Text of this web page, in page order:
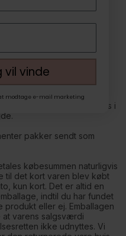
sender retur
hvis varen tilbageleveres i
pakker sendt som
købesummen naturligvis
til det kort varen blev købt
kun kort. Det er altid en
indtil du har fundet
eller ej. Emballagen
varens salgsværdi
ikke udnyttes. Vi
vil vinde
modtage e-mail marketing